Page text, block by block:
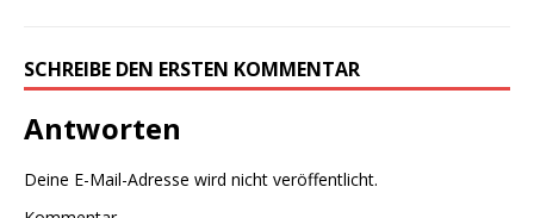
SCHREIBE DEN ERSTEN KOMMENTAR
Antworten
Deine E-Mail-Adresse wird nicht veröffentlicht.